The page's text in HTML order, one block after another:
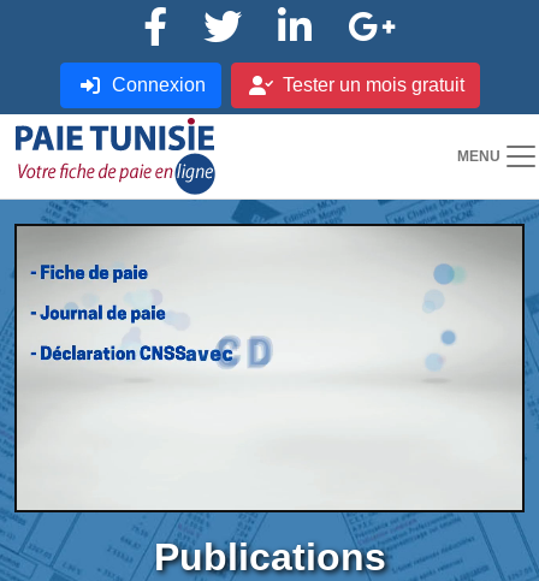
Connexion Tester un mois gratuit
MENU
Publications